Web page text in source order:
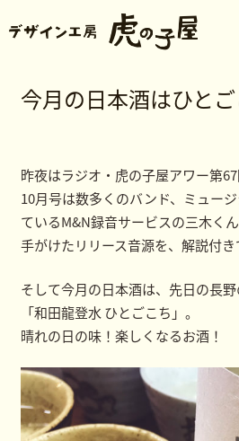
今月の日本酒はひと
昨夜はラジオ・虎の子屋アワー第67
10月号は数多くのバンド、ミュー
ているM&N録音サービスの三木く
手がけたリリース音源を、解説付き
そして今月の日本酒は、先日の長
「和田龍登水 ひとごこち」。
晴れの日の味！楽しくなるお酒！